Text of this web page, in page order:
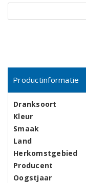
Productinformatie
Dranksoort
Kleur
Smaak
Land
Herkomstgebied
Producent
Oogstjaar